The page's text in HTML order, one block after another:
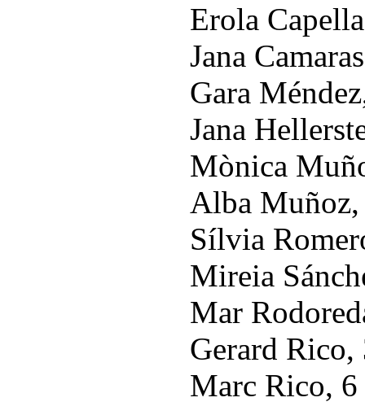
Erola
Jana
Gara
Jana
Mònica
Alba Muñoz,
Sílvia
Mireia
Mar
Gerard Rico,
Marc Rico, 6